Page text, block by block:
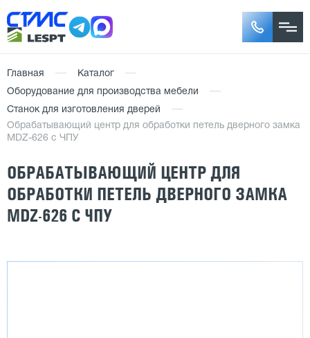
Главная
Каталог
Оборудование для производства мебели
Станок для изготовления дверей
Обрабатывающий центр для обработки петель дверного замка
MDZ-626 с ЧПУ
ОБРАБАТЫВАЮЩИЙ ЦЕНТР ДЛЯ
ОБРАБОТКИ ПЕТЕЛЬ ДВЕРНОГО ЗАМКА
MDZ-626 С ЧПУ